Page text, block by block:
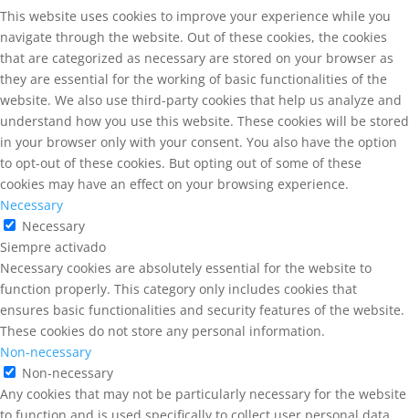
This website uses cookies to improve your experience while you
navigate through the website. Out of these cookies, the cookies
that are categorized as necessary are stored on your browser as
they are essential for the working of basic functionalities of the
website. We also use third-party cookies that help us analyze and
understand how you use this website. These cookies will be stored
in your browser only with your consent. You also have the option
to opt-out of these cookies. But opting out of some of these
cookies may have an effect on your browsing experience.
Necessary
Necessary
Siempre activado
Necessary cookies are absolutely essential for the website to
function properly. This category only includes cookies that
ensures basic functionalities and security features of the website.
These cookies do not store any personal information.
Non-necessary
Non-necessary
Any cookies that may not be particularly necessary for the website